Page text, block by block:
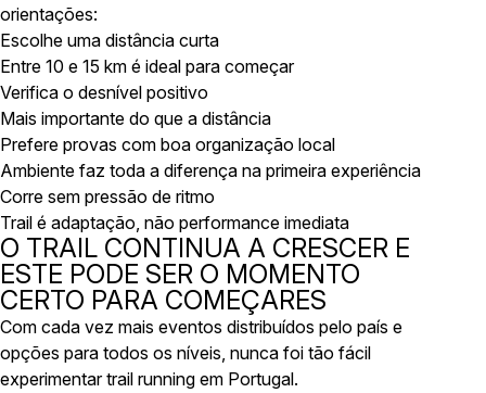
orientações:
Escolhe uma distância curta
Entre 10 e 15 km é ideal para começar
Verifica o desnível positivo
Mais importante do que a distância
Prefere provas com boa organização local
Ambiente faz toda a diferença na primeira experiência
Corre sem pressão de ritmo
Trail é adaptação, não performance imediata
O TRAIL CONTINUA A CRESCER E
ESTE PODE SER O MOMENTO
CERTO PARA COMEÇARES
Com cada vez mais eventos distribuídos pelo país e
opções para todos os níveis, nunca foi tão fácil
experimentar trail running em Portugal.